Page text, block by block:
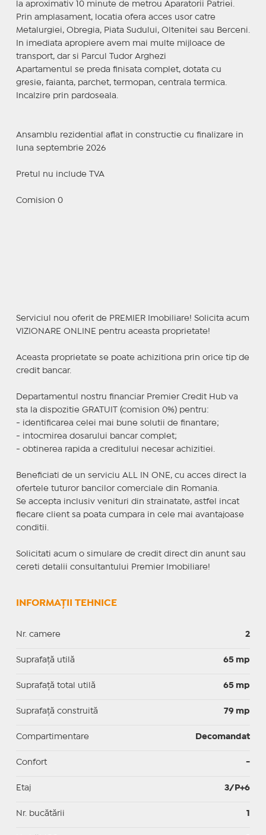
la aproximativ 10 minute de metrou Aparatorii Patriei.
Prin amplasament, locatia ofera acces usor catre
Metalurgiei, Obregia, Piata Sudului, Oltenitei sau Berceni.
In imediata apropiere avem mai multe mijloace de
transport, dar si Parcul Tudor Arghezi
Apartamentul se preda finisata complet, dotata cu
gresie, faianta, parchet, termopan, centrala termica.
Incalzire prin pardoseala.
Ansamblu rezidential aflat in constructie cu finalizare in
luna septembrie 2026
Pretul nu include TVA
Comision 0
Serviciul nou oferit de PREMIER Imobiliare! Solicita acum
VIZIONARE ONLINE pentru aceasta proprietate!
Aceasta proprietate se poate achizitiona prin orice tip de
credit bancar.
Departamentul nostru financiar Premier Credit Hub va
sta la dispozitie GRATUIT (comision 0%) pentru:
- identificarea celei mai bune solutii de finantare;
- intocmirea dosarului bancar complet;
- obtinerea rapida a creditului necesar achizitiei.
Beneficiati de un serviciu ALL IN ONE, cu acces direct la
ofertele tuturor bancilor comerciale din Romania.
Se accepta inclusiv venituri din strainatate, astfel incat
fiecare client sa poata cumpara in cele mai avantajoase
conditii.
Solicitati acum o simulare de credit direct din anunt sau
cereti detalii consultantului Premier Imobiliare!
INFORMAȚII TEHNICE
Nr. camere 2
Suprafaţă utilă 65 mp
Suprafaţă total utilă 65 mp
Suprafaţă construită 79 mp
Compartimentare Decomandat
Confort -
Etaj 3/P+6
Nr. bucătării 1